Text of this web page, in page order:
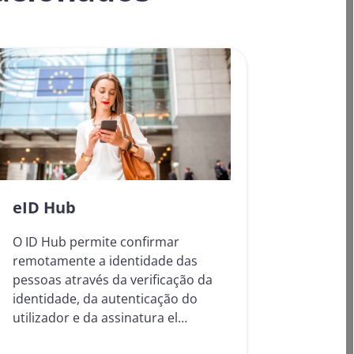
eID Hub
O ID Hub permite confirmar
remotamente a identidade das
pessoas através da verificação da
identidade, da autenticação do
utilizador e da assinatura el…